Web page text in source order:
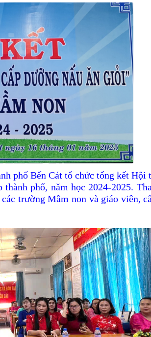
phố Bến Cát tổ chức tổng kết Hội
thành phố, năm học 2024-2025.
trường Mầm non và giáo viên,